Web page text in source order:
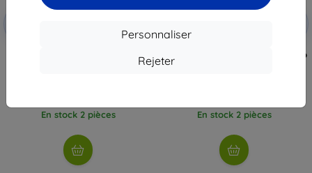
Personnaliser
Rejeter
Réduction
3MK Folia 1UP Motorola Moto G
Stylus 2022 film gaming 3 pcs
En stock 2 pièces
Réduction
3MK FlexibleGlass Motorola Moto
G Stylus 2022 verre hybride
En stock 2 pièces